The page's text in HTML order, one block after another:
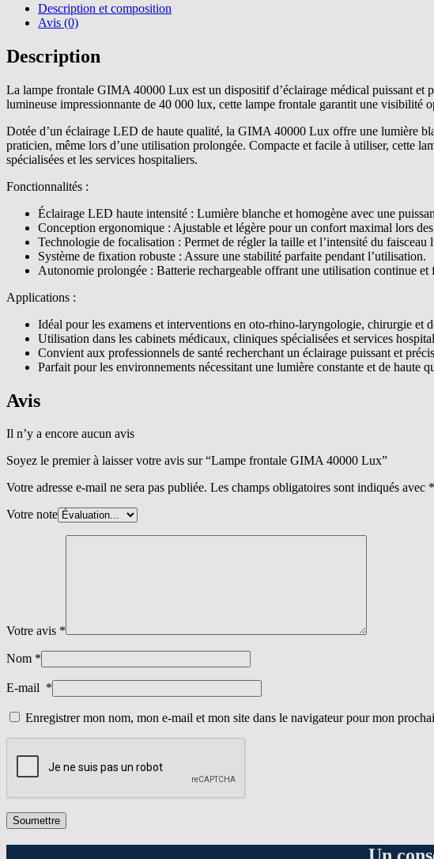
Description et composition
Avis (0)
Description
La lampe frontale GIMA 40000 Lux est un dispositif d’éclairage médical puissant et
lumineuse impressionnante de 40 000 lux, cette lampe frontale garantit une visibilité
Dotée d’un éclairage LED de haute qualité, la GIMA 40000 Lux offre une lumière
praticien, même lors d’une utilisation prolongée. Compacte et facile à utiliser, cette
spécialisées et les services hospitaliers.
Fonctionnalités :
Éclairage LED haute intensité : Lumière blanche et homogène avec une
Conception ergonomique : Ajustable et légère pour un confort maximal lors des
Technologie de focalisation : Permet de régler la taille et l’intensité du faisceau
Système de fixation robuste : Assure une stabilité parfaite pendant l’utilisation.
Autonomie prolongée : Batterie rechargeable offrant une utilisation continue et
Applications :
Idéal pour les examens et interventions en oto-rhino-laryngologie, chirurgie et
Utilisation dans les cabinets médicaux, cliniques spécialisées et services
Convient aux professionnels de santé recherchant un éclairage puissant et
Parfait pour les environnements nécessitant une lumière constante et de haute
Avis
Il n’y a encore aucun avis
Soyez le premier à laisser votre avis sur “Lampe frontale GIMA 40000 Lux”
Votre adresse e-mail ne sera pas publiée. Les champs obligatoires sont indiqués avec *
Votre note
Votre avis *
Nom *
E-mail *
Enregistrer mon nom, mon e-mail et mon site dans le navigateur pour mon